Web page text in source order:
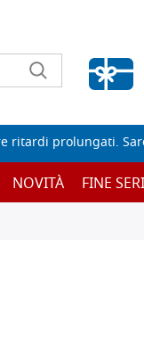
Wishlist vuota
prolungati.
NOVITÀ FINE